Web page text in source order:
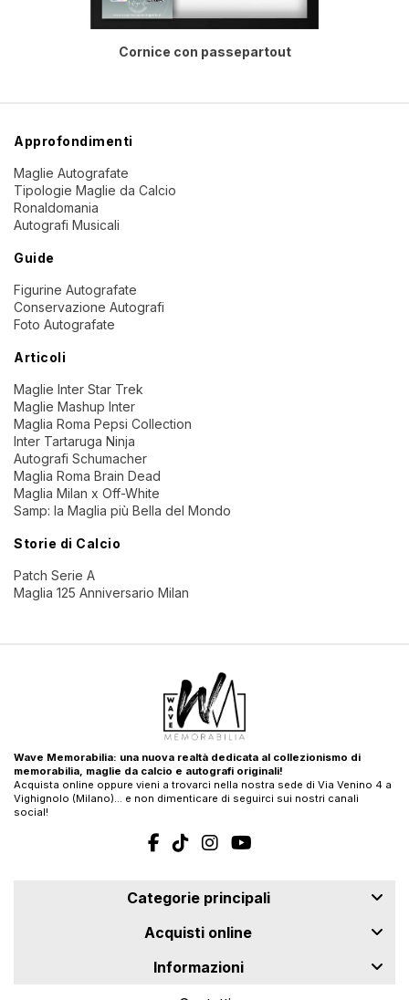
Cornice con passepartout
Approfondimenti
Maglie Autografate
Tipologie Maglie da Calcio
Ronaldomania
Autografi Musicali
Guide
Figurine Autografate
Conservazione Autografi
Foto Autografate
Articoli
Maglie Inter Star Trek
Maglie Mashup Inter
Maglia Roma Pepsi Collection
Inter Tartaruga Ninja
Autografi Schumacher
Maglia Roma Brain Dead
Maglia Milan x Off-White
Samp: la Maglia più Bella del Mondo
Storie di Calcio
Patch Serie A
Maglia 125 Anniversario Milan
Wave Memorabilia: una nuova realtà dedicata al collezionismo di
memorabilia, maglie da calcio e autografi originali!
Acquista online oppure vieni a trovarci nella nostra sede di Via Venino 4 a
Vighignolo (Milano)… e non dimenticare di seguirci sui nostri canali
social!
Categorie principali
Acquisti online
Informazioni